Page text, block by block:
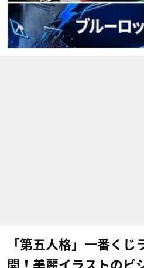
「第五人格」一番くじ
開！美麗イラストのビ